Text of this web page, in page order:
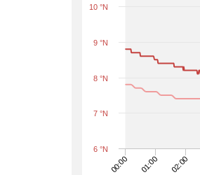
00:00 01:00 02:00
6 °N
7 °N
8 °N
9 °N
10 °N